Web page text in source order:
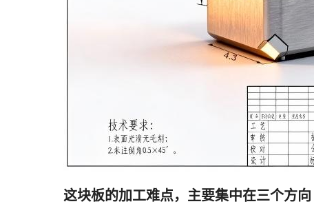
这块板的加工难点，主要集中在三个方向